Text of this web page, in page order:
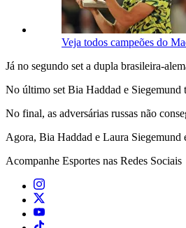
Veja todos campeões do
Já no segundo set a dupla brasileira-
No último set Bia Haddad e Siegemund
No final, as adversárias russas não
Agora, Bia Haddad e Laura Siegemund
Acompanhe Esportes nas Redes Sociais